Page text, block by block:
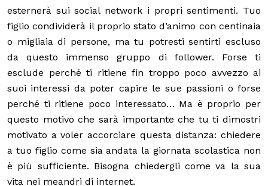
esternerà sui social network i propri sentimenti. Tuo
figlio condividerà il proprio stato d’animo con centinaia
o migliaia di persone, ma tu potresti sentirti escluso
da questo immenso gruppo di follower. Forse ti
esclude perché ti ritiene fin troppo poco avvezzo ai
suoi interessi da poter capire le sue passioni o forse
perché ti ritiene poco interessato… Ma è proprio per
questo motivo che sarà importante che tu ti dimostri
motivato a voler accorciare questa distanza: chiedere
a tuo figlio come sia andata la giornata scolastica non
è più sufficiente. Bisogna chiedergli come va la sua
vita nei meandri di internet.